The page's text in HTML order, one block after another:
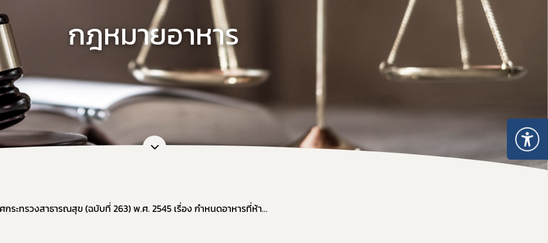
ประกาศสำนักงานคณะกรรมการอาหารและยา
ระเบียบสำนักงานคณะกรรมการอาหารและยา
คำสั่งสำนักงานคณะกรรมการอาหารและยา
คำสั่งคณะกรรมการอาหาร
ผลิตภัณฑ์อาหาร
วัตถุเจือปนอาหาร
การใช้จุลินทรีย์โพรไบโอติกในอาหาร
มาตรฐานอาหารด้านจุลินทรีย์ที่ทำให้เกิดโรค
ระบบ e-Submission
ระบบเลขเสมือน (FM,FG)
ระบบให้คำปรึกษาออนไลน์ (e-consult)
โปรแกรมสำหรับผู้ประกอบการ
หน่วยตรวจหรือหน่วยรับรองสถานที่ผลิตอาหาร
หน่วยตรวจวิเคราะห์อาหาร/ ภาชนะบรรจุอาหาร
หน่วยฝึกอบรมที่ขึ้นบัญชีกับ อย.
ข้อมูลการขออนุญาตผู้ประกอบการเศรษฐกิจฐานราก ให้ได้มาตรฐาน อย. และส่งออก
ผู้เชี่ยวชาญ องค์กรผู้เชี่ยวชาญฯ ที่ขึ้นบัญชีกับ อย.
การดำเนินงานองค์กรคุณธรรมต้นแบบ
แบบฟอร์ม
กฎหมายอาหาร
ประกาศกระทรวงสาธารณสุข (ฉบับที่ 263) พ.ศ. 2545 เรื่อง กำหนดอาหารที่ห้ามนำเข้าหรือจำหน่าย